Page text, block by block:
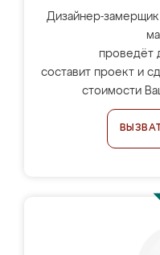
Дизайнер-
проведёт
составит проект и
стоимости